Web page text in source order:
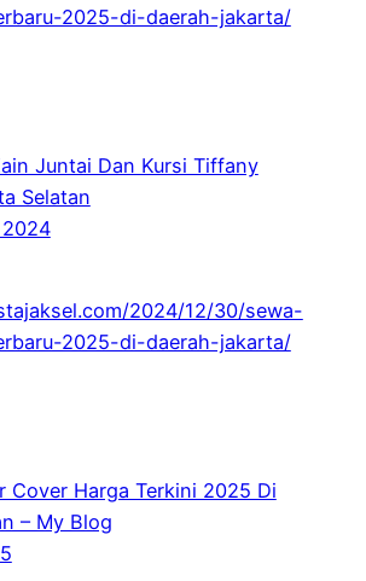
2025-di-daerah-jakarta/
Juntai Dan Kursi Tiffany
Selatan
2024
2024/12/30/sewa-
2025-di-daerah-jakarta/
Cover Harga Terkini 2025 Di
– My Blog